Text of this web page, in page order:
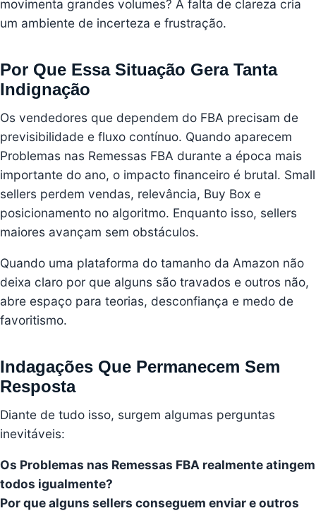
movimenta grandes volumes? A falta de clareza cria
um ambiente de incerteza e frustração.
Por Que Essa Situação Gera Tanta
Indignação
Os vendedores que dependem do FBA precisam de
previsibilidade e fluxo contínuo. Quando aparecem
Problemas nas Remessas FBA durante a época mais
importante do ano, o impacto financeiro é brutal. Small
sellers perdem vendas, relevância, Buy Box e
posicionamento no algoritmo. Enquanto isso, sellers
maiores avançam sem obstáculos.
Quando uma plataforma do tamanho da Amazon não
deixa claro por que alguns são travados e outros não,
abre espaço para teorias, desconfiança e medo de
favoritismo.
Indagações Que Permanecem Sem
Resposta
Diante de tudo isso, surgem algumas perguntas
inevitáveis:
Os Problemas nas Remessas FBA realmente atingem
todos igualmente?
Por que alguns sellers conseguem enviar e outros